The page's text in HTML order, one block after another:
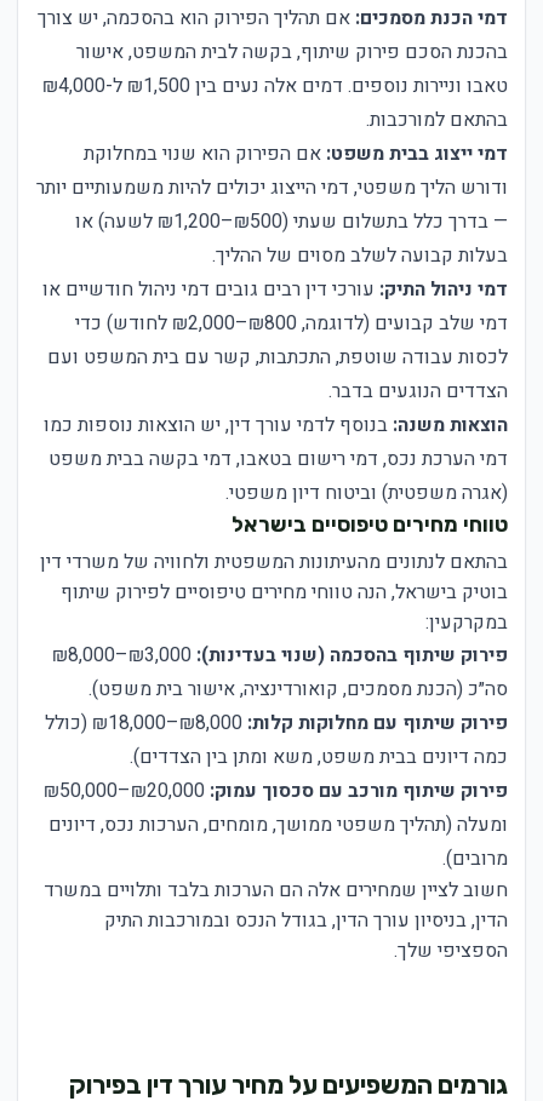
דמי הכנת מסמכים: אם תהליך הפירוק הוא בהסכמה, יש צורך
בהכנת הסכם פירוק שיתוף, בקשה לבית המשפט, אישור
טאבו וניירות נוספים. דמים אלה נעים בין ₪1,500 ל-₪4,000
בהתאם למורכבות.
דמי ייצוג בבית משפט: אם הפירוק הוא שנוי במחלוקת
ודורש הליך משפטי, דמי הייצוג יכולים להיות משמעותיים יותר
— בדרך כלל בתשלום שעתי (₪500–₪1,200 לשעה) או
בעלות קבועה לשלב מסוים של ההליך.
דמי ניהול התיק: עורכי דין רבים גובים דמי ניהול חודשיים או
דמי שלב קבועים (לדוגמה, ₪800–₪2,000 לחודש) כדי
לכסות עבודה שוטפת, התכתבות, קשר עם בית המשפט ועם
הצדדים הנוגעים בדבר.
הוצאות משנה: בנוסף לדמי עורך דין, יש הוצאות נוספות כמו
דמי הערכת נכס, דמי רישום בטאבו, דמי בקשה בבית משפט
(אגרה משפטית) וביטוח דיון משפטי.
טווחי מחירים טיפוסיים בישראל
בהתאם לנתונים מהעיתונות המשפטית ולחוויה של משרדי דין
בוטיק בישראל, הנה טווחי מחירים טיפוסיים לפירוק שיתוף
במקרקעין:
פירוק שיתוף בהסכמה (שנוי בעדינות):
₪3,000–₪8,000
סה״כ (הכנת מסמכים, קואורדינציה, אישור בית משפט).
פירוק שיתוף עם מחלוקות קלות:
₪8,000–₪18,000 (כולל
כמה דיונים בבית משפט, משא ומתן בין הצדדים).
פירוק שיתוף מורכב עם סכסוך עמוק:
₪20,000–₪50,000
ומעלה (תהליך משפטי ממושך, מומחים, הערכות נכס, דיונים
מרובים).
חשוב לציין שמחירים אלה הם הערכות בלבד ותלויים במשרד
הדין, בניסיון עורך הדין, בגודל הנכס ובמורכבות התיק
הספציפי שלך.
גורמים המשפיעים על מחיר עורך דין בפירוק